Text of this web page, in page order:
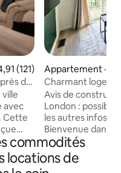
moyenne de 4,91 sur 5,
(121)
du
de
avec
Cette
Appartement ·
Charmant
près du centre-
Avis de
London :
les autres infos
Bienvenue dans
appartement
salle de bain au
Toutes les
commodités
locations de